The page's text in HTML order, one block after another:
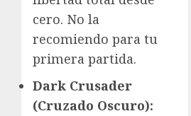
cero. No la
recomiendo para tu
primera partida.
Dark Crusader
(Cruzado Oscuro):